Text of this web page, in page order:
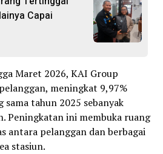
Capai
Maret 2026, KAI Group
meningkat 9,97%
tahun 2025 sebanyak
Peningkatan ini membuka ruang
antara pelanggan dan berbagai
stasiun.